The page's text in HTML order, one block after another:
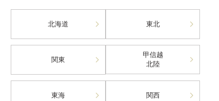
北海道 東北
関東
甲信越
北陸
東海 関西